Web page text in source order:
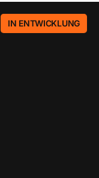
IN ENTWICKLUNG